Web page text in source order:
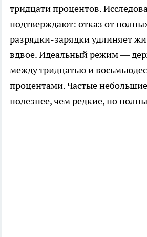
тридцати процентов.
подтверждают: отказ от
разрядки-зарядки удлиняет
вдвое. Идеальный режим —
между тридцатью и
процентами. Частые
полезнее, чем редкие, но